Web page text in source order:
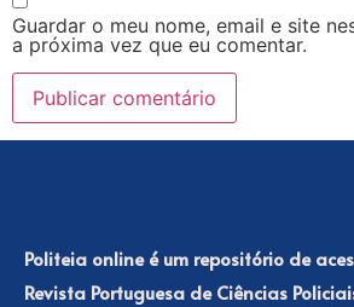
Guardar o meu nome, email e site
a próxima vez que eu comentar.
Politeia online é um repositório de
Revista Portuguesa de Ciências